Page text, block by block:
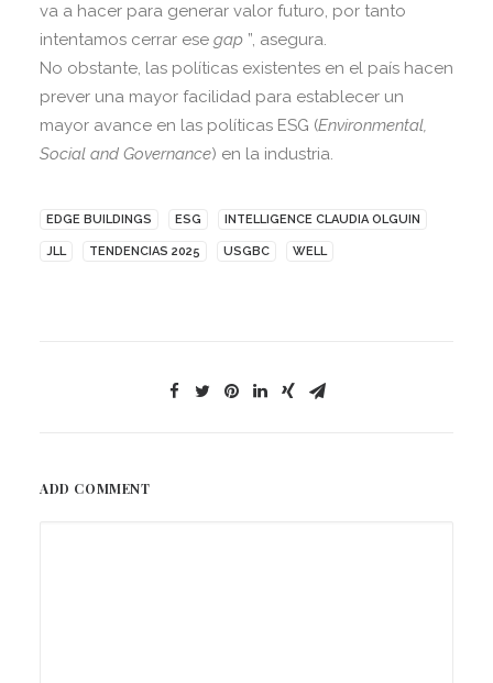
va a hacer para generar valor futuro, por tanto
intentamos cerrar ese gap ”, asegura.
No obstante, las políticas existentes en el país hacen
prever una mayor facilidad para establecer un
mayor avance en las políticas ESG (Environmental,
Social and Governance) en la industria.
EDGE BUILDINGS ESG INTELLIGENCE CLAUDIA OLGUIN
JLL TENDENCIAS 2025 USGBC WELL
ADD COMMENT